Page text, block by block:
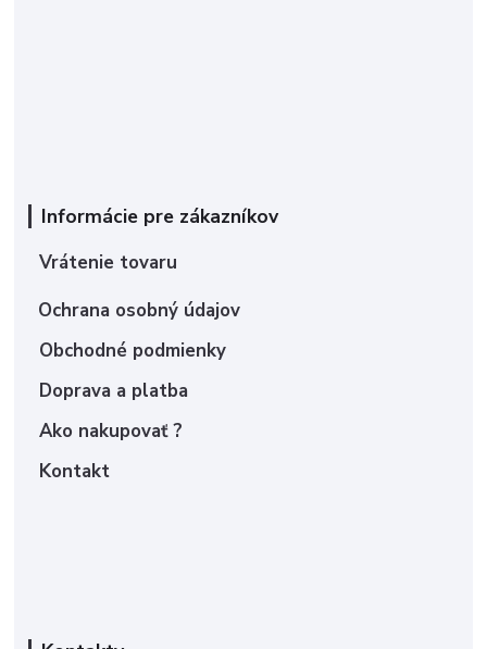
Informácie pre zákazníkov
Vrátenie tovaru
Ochrana osobný údajov
Obchodné podmienky
Doprava a platba
Ako nakupovať ?
Kontakt